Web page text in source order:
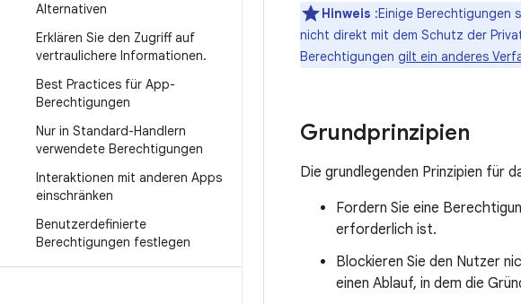
Alternativen
Erklären Sie den Zugriff auf
vertraulichere Informationen.
Best Practices für App-
Berechtigungen
Nur in Standard-Handlern
verwendete Berechtigungen
Interaktionen mit anderen Apps
einschränken
Benutzerdefinierte
Berechtigungen festlegen
Hinweis :Einige Berechtigungen
nicht direkt mit dem Schutz der
Berechtigungen gilt ein anderes
Grundprinzipien
Die grundlegenden Prinzipien für
Fordern Sie eine
erforderlich ist.
Blockieren Sie den Nutzer
einen Ablauf, in dem die